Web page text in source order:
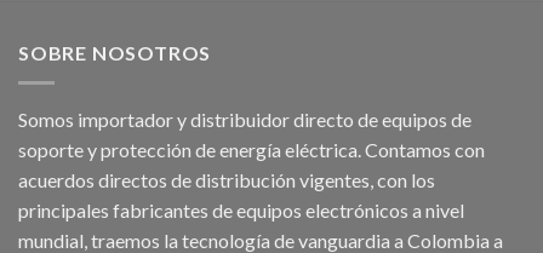
SOBRE NOSOTROS
Somos importador y distribuidor directo de equipos de
soporte y protección de energía eléctrica. Contamos con
acuerdos directos de distribución vigentes, con los
principales fabricantes de equipos electrónicos a nivel
mundial, traemos la tecnología de vanguardia a Colombia a